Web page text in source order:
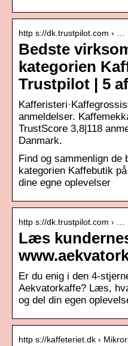
http s://dk.trustpilot.com › …
Bedste
kategorien
Trustpilot | 5
anmeldelser.
TrustScore 3,8|118
Danmark.
Find og sammenlign de
kategorien Kaffebutik
dine egne oplevelser
http s://dk.trustpilot.com › …
Læs
Er du enig i den 4-
Aekvatorkaffe? Læs,
og del din egen
http s://kaffeteriet.dk ›